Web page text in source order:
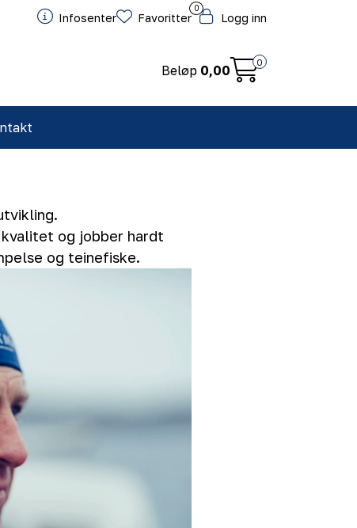
Infosenter
0
Favoritter Logg inn
Beløp 0,00
0
og jobber hardt
og teinefiske.